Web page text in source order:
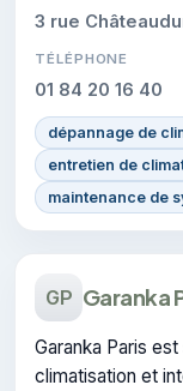
3 rue
TÉLÉPHONE
01 84 20 16 40
dépannage de
entretien de
maintenance de
GP Garanka
Garanka Paris
climatisation et